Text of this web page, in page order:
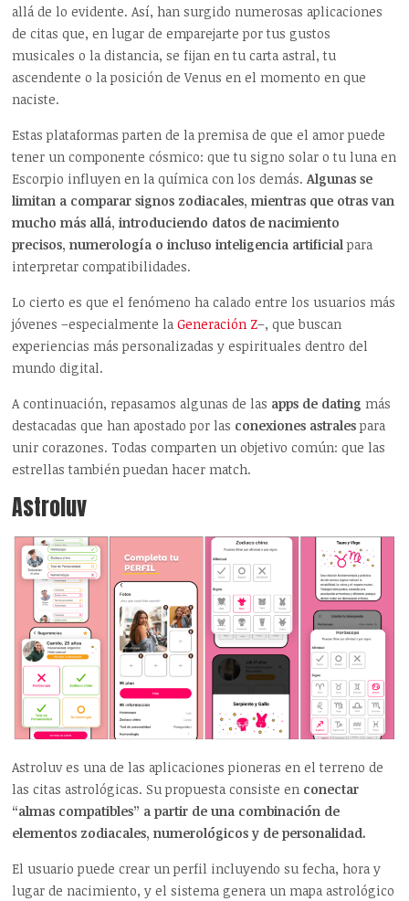
allá de lo evidente. Así, han surgido numerosas aplicaciones
de citas que, en lugar de emparejarte por tus gustos
musicales o la distancia, se fijan en tu carta astral, tu
ascendente o la posición de Venus en el momento en que
naciste.
Estas plataformas parten de la premisa de que el amor puede
tener un componente cósmico: que tu signo solar o tu luna en
Escorpio influyen en la química con los demás.Algunas se
limitan a comparar signos zodiacales, mientras que otras van
mucho más allá, introduciendo datos de nacimiento
precisos, numerología o incluso inteligencia artificialpara
interpretar compatibilidades.
Lo cierto es que el fenómeno ha calado entre los usuarios más
jóvenes –especialmente laGeneración Z–, que buscan
experiencias más personalizadas y espirituales dentro del
mundo digital.
A continuación, repasamos algunas de las apps de dating más
destacadas que han apostado por las conexiones astralespara
unir corazones. Todas comparten un objetivo común: que las
estrellas también puedan hacer match.
Astroluv
Astroluves una de las aplicaciones pioneras en el terreno de
las citas astrológicas. Su propuesta consiste en conectar
“almas compatibles” a partir de una combinación de
elementos zodiacales, numerológicos y de personalidad.
El usuario puede crear un perfil incluyendo su fecha, hora y
lugar de nacimiento, y el sistema genera un mapa astrológico